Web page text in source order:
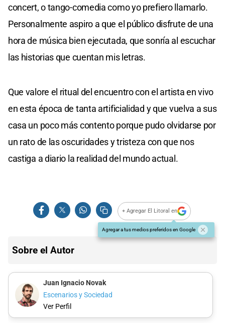
concert, o tango-comedia como yo prefiero llamarlo.
Personalmente aspiro a que el público disfrute de una
hora de música bien ejecutada, que sonría al escuchar
las historias que cuentan mis letras.
Que valore el ritual del encuentro con el artista en vivo
en esta época de tanta artificialidad y que vuelva a sus
casa un poco más contento porque pudo olvidarse por
un rato de las oscuridades y tristeza con que nos
castiga a diario la realidad del mundo actual.
+ Agregar El Litoral en
Agregar a tus medios preferidos en Google
Sobre el Autor
Juan Ignacio Novak
Escenarios y Sociedad
Ver Perfil